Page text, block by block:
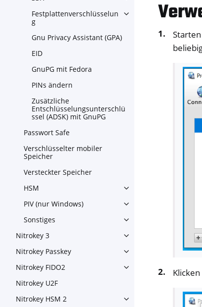
Festplattenverschlüsselun
g
Toggle navigation of
Gnu Privacy Assistant (GPA)
EID
GnuPG mit Fedora
PINs ändern
Zusätzliche
Entschlüsselungsunterschlü
ssel (ADSK) mit GnuPG
Passwort Safe
Verschlüsselter mobiler
Speicher
Versteckter Speicher
HSM
Toggle navigation of
PIV (nur Windows)
Toggle navigation of
Sonstiges
Toggle navigation of
Nitrokey 3
Toggle navigation of
Nitrokey Passkey
Toggle navigation of
Nitrokey FIDO2
Toggle navigation of
Nitrokey U2F
Nitrokey HSM 2
Toggle navigation of